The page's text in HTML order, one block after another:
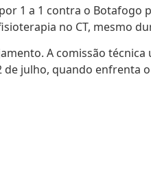
1 a 1 contra o Botafogo
no CT, mesmo
A comissão
julho, quando enfrenta